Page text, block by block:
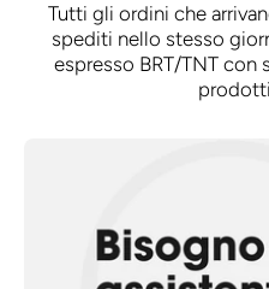
Tutti gli ordini che
spediti nello stesso
espresso BRT/TNT